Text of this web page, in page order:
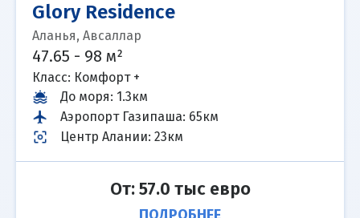
Glory Residence
Аланья, Авсаллар
47.65 - 98 м²
Класс: Комфорт +
До моря: 1.3км
Аэропорт Газипаша: 65км
Центр Алании: 23км
От: 57.0 тыс евро